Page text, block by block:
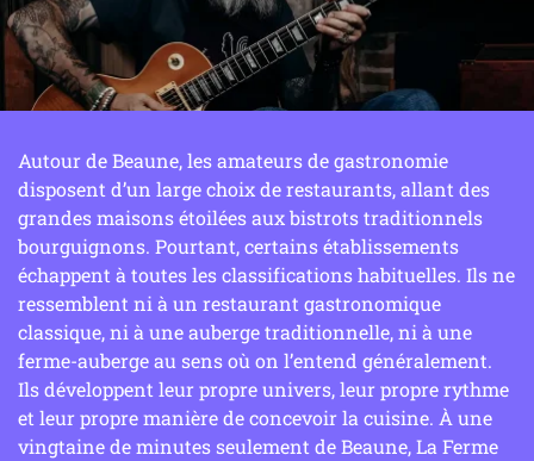
Autour de Beaune, les amateurs de gastronomie
disposent d’un large choix de restaurants, allant des
grandes maisons étoilées aux bistrots traditionnels
bourguignons. Pourtant, certains établissements
échappent à toutes les classifications habituelles. Ils ne
ressemblent ni à un restaurant gastronomique
classique, ni à une auberge traditionnelle, ni à une
ferme-auberge au sens où on l’entend généralement.
Ils développent leur propre univers, leur propre rythme
et leur propre manière de concevoir la cuisine. À une
vingtaine de minutes seulement de Beaune, La Ferme